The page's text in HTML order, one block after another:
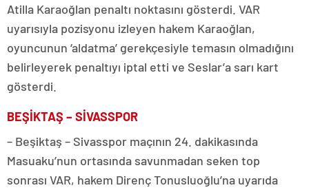
Atilla Karaoğlan penaltı noktasını gösterdi. VAR
uyarısıyla pozisyonu izleyen hakem Karaoğlan,
oyuncunun ‘aldatma’ gerekçesiyle temasın olmadığını
belirleyerek penaltıyı iptal etti ve Seslar’a sarı kart
gösterdi.
BEŞİKTAŞ – SİVASSPOR
– Beşiktaş – Sivasspor maçının 24. dakikasında
Masuaku’nun ortasında savunmadan seken top
sonrası VAR, hakem Direnç Tonusluoğlu’na uyarıda